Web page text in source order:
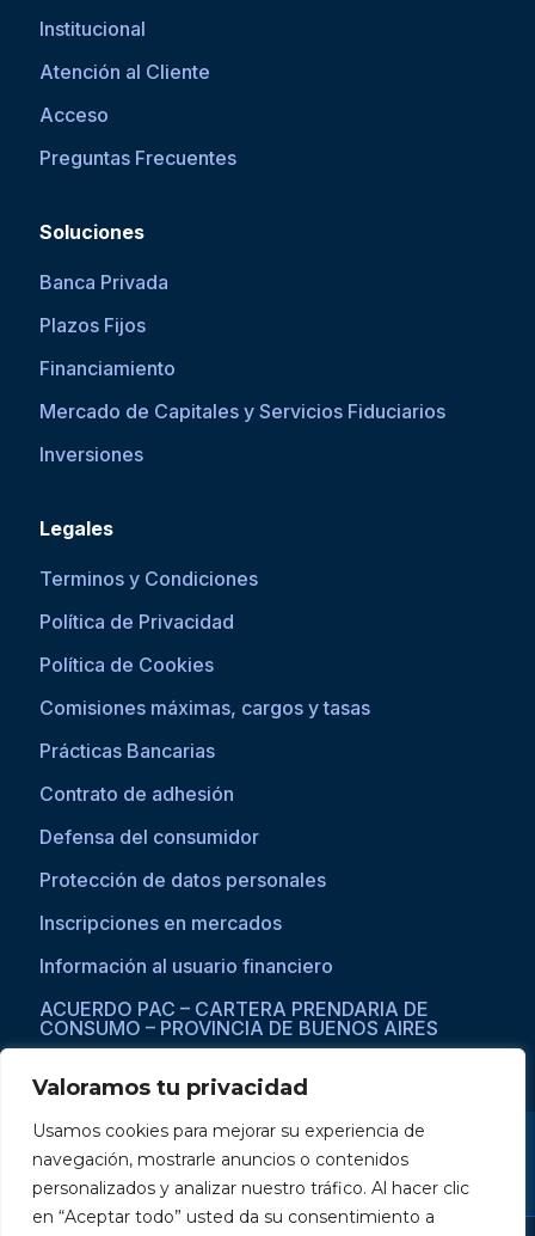
Valoramos tu privacidad
Usamos cookies para mejorar su experiencia de
navegación, mostrarle anuncios o contenidos
personalizados y analizar nuestro tráfico. Al hacer clic
en “Aceptar todo” usted da su consentimiento a
Institucional
Atención al Cliente
Acceso
Preguntas Frecuentes
Soluciones
Banca Privada
Plazos Fijos
Financiamiento
Mercado de Capitales y Servicios Fiduciarios
Inversiones
Legales
Terminos y Condiciones
Política de Privacidad
Política de Cookies
Comisiones máximas, cargos y tasas
Prácticas Bancarias
Contrato de adhesión
Defensa del consumidor
Protección de datos personales
Inscripciones en mercados
Información al usuario financiero
ACUERDO PAC – CARTERA PRENDARIA DE
CONSUMO – PROVINCIA DE BUENOS AIRES
Si asistís a una persona con dificultades visuales para acceder a la
web, por favor ingresar a través del explorador Microsoft Edge,
donde se habilita la opción de reproducción de texto a voz